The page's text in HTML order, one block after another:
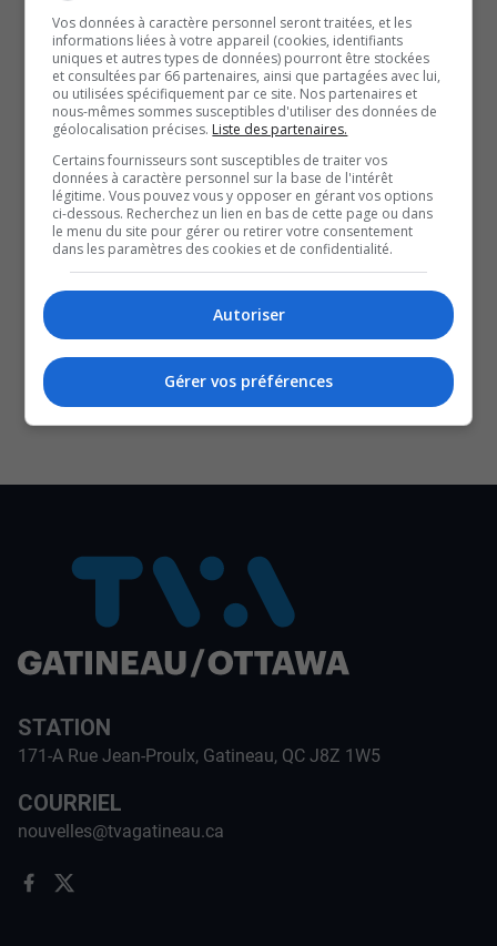
d’Isabelle Sabourin dans Papineau.
À lire aussi :
Les priorités de l’Outaouais telles que déterminées à
la Conférence des préfets de l’Outaouais
Élections provinciales | Le PLQ officialise sa
candidature dans Papineau
Élections provinciales | Québec Solidaire présente
ses candidates et candidats dans les circonscriptions
de Pontiac, Hull et Chapleau
X
SOUTENIR NOS MÉDIAS, C’EST PROTÉGER NOTRE
CULTURE ET NOTRE ÉCONOMIE
STATION
171-A Rue Jean-Proulx, Gatineau, QC J8Z 1W5
COURRIEL
nouvelles@tvagatineau.ca
Vos données à caractère personnel seront traitées, et les
informations liées à votre appareil (cookies, identifiants
uniques et autres types de données) pourront être stockées
et consultées par 66 partenaires, ainsi que partagées avec lui,
ou utilisées spécifiquement par ce site. Nos partenaires et
nous-mêmes sommes susceptibles d'utiliser des données de
géolocalisation précises. Liste des partenaires.
Certains fournisseurs sont susceptibles de traiter vos
données à caractère personnel sur la base de l'intérêt
légitime. Vous pouvez vous y opposer en gérant vos options
ci-dessous. Recherchez un lien en bas de cette page ou dans
le menu du site pour gérer ou retirer votre consentement
dans les paramètres des cookies et de confidentialité.
Autoriser
Gérer vos préférences